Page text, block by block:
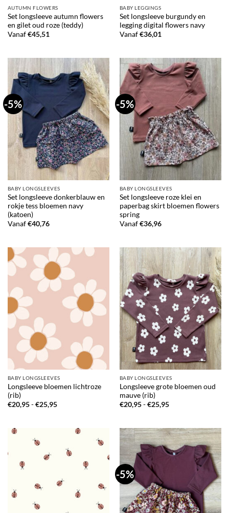
AUTUMN FLOWERS
Set longsleeve autumn flowers
en gilet oud roze (teddy)
Vanaf €45,51
BABY LEGGINGS
Set longsleeve burgundy en
legging digital flowers navy
Vanaf €36,01
-5%
BABY LONGSLEEVES
Set longsleeve donkerblauw en
rokje tess bloemen navy
(katoen)
Vanaf €40,76
-5%
BABY LONGSLEEVES
Set longsleeve roze klei en
paperbag skirt bloemen flowers
spring
Vanaf €36,96
BABY LONGSLEEVES
Longsleeve bloemen lichtroze
(rib)
€20,95 - €25,95Prijsklasse:
BABY LONGSLEEVES
Longsleeve grote bloemen oud
mauve (rib)
€20,95 - €25,95Prijsklasse:
-5%